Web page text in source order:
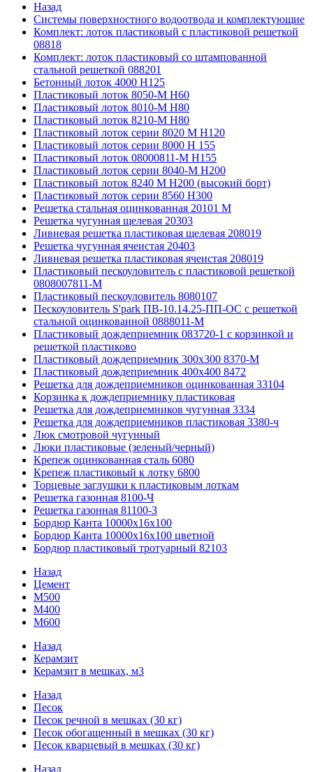
Назад
Системы поверхностного водоотвода и комплектующие
Комплект: лоток пластиковый с пластиковой решеткой
08818
Комплект: лоток пластиковый со штампованной
стальной решеткой 088201
Бетонный лоток 4000 Н125
Пластиковый лоток 8050-М H60
Пластиковый лоток 8010-М H80
Пластиковый лоток 8210-М H80
Пластиковый лоток серии 8020 М H120
Пластиковый лоток серии 8000 Н 155
Пластиковый лоток 08000811-М H155
Пластиковый лоток серии 8040-М H200
Пластиковый лоток 8240 M H200 (высокий борт)
Пластиковый лоток серии 8560 Н300
Решетка стальная оцинкованная 20101 М
Решетка чугунная щелевая 20303
Ливневая решетка пластиковая щелевая 208019
Решетка чугунная ячеистая 20403
Ливневая решетка пластиковая ячеистая 208019
Пластиковый пескоуловитель с пластиковой решеткой
0808007811-М
Пластиковый пескоуловитель 8080107
Пескоуловитель S'park ПВ-10.14.25-ПП-ОС с решеткой
стальной оцинкованной 0888011-М
Пластиковый дождеприемник 083720-1 c корзинкой и
решеткой пластиково
Пластиковый дождеприемник 300x300 8370-М
Пластиковый дождеприемник 400x400 8472
Решетка для дождеприемников оцинкованная 33104
Корзинка к дождеприемнику пластиковая
Решетка для дождеприемников чугунная 3334
Решетка для дождеприемников пластиковая 3380-ч
Люк смотровой чугунный
Люки пластиковые (зеленый/черный)
Крепеж оцинкованная сталь 6080
Крепеж пластиковый к лотку 6800
Торцевые заглушки к пластиковым лоткам
Решетка газонная 8100-Ч
Решетка газонная 81100-З
Бордюр Канта 10000x16x100
Бордюр Канта 10000x16x100 цветной
Бордюр пластиковый тротуарный 82103
Назад
Цемент
М500
М400
М600
Назад
Керамзит
Керамзит в мешках, м3
Назад
Песок
Песок речной в мешках (30 кг)
Песок обогащенный в мешках (30 кг)
Песок кварцевый в мешках (30 кг)
Назад